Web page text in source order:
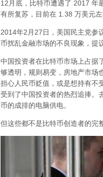
12月底，比特币遭遇了 2017 年
有所复苏，目前在 1.38 万美元
2014年2月27日，美国民主党参
币扰乱金融市场的不良现象，提
中国投资者在比特币市场上占据
够透明，规则易变，房地产市场
担心人民币贬值，或是想持有不
受到了中国投资者的热烈追捧。
币的成排的电脑供电。
但这些都不是比特币创造者的完